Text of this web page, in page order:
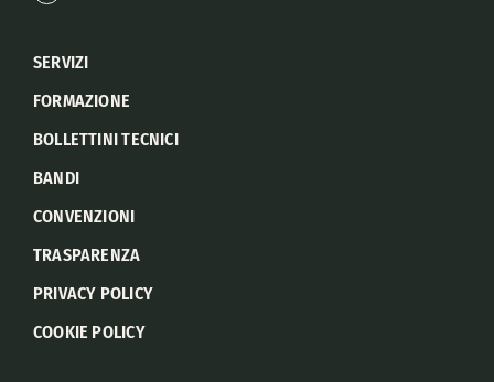
SERVIZI
FORMAZIONE
BOLLETTINI TECNICI
BANDI
CONVENZIONI
TRASPARENZA
PRIVACY POLICY
COOKIE POLICY